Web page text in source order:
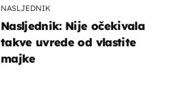
NASLJEDNIK
Nasljednik: Nije očekivala
takve uvrede od vlastite
majke